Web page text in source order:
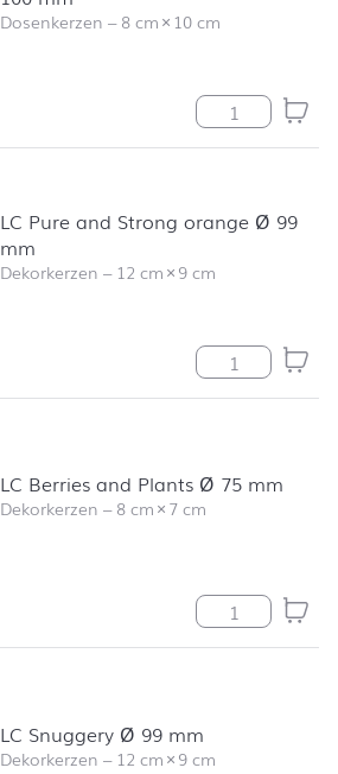
Dosenkerzen –8 cm× 10 cm
TC Snowflake
LC Pure and Strong orange Ø 99
mm
Dekorkerzen – 12 cm×9 cm
LC Pure and
LC Berries and Plants Ø 75 mm
Dekorkerzen –8 cm×7 cm
LC Berries
LC Snuggery Ø 99 mm
Dekorkerzen – 12 cm×9 cm